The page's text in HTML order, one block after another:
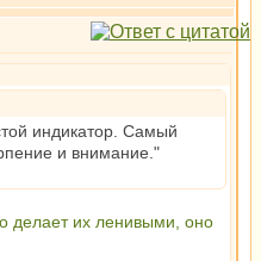
индикатор. Самый
и внимание."
делает их ленивыми, оно